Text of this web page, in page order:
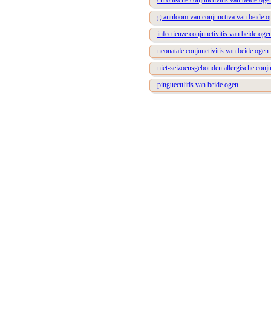
granuloom van conjunctiva van beide
infectieuze conjunctivitis van beide
neonatale conjunctivitis van beide ogen
niet-seizoensgebonden allergische
pingueculitis van beide ogen